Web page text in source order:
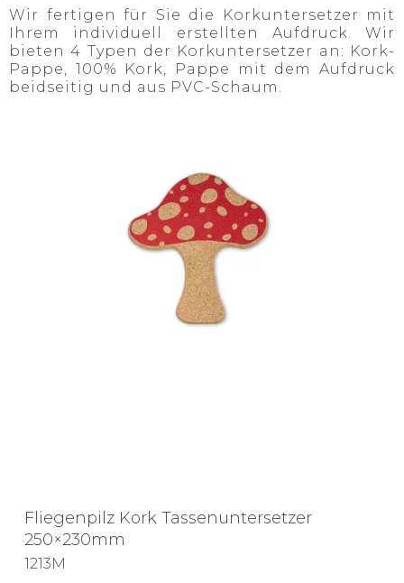
Wir fertigen für Sie die Korkuntersetzer mit
Ihrem individuell erstellten Aufdruck. Wir
bieten 4 Typen der Korkuntersetzer an: Kork-
Pappe, 100% Kork, Pappe mit dem Aufdruck
beidseitig und aus PVC-Schaum.
Fliegenpilz Kork Tassenuntersetzer
250×230mm
1213M